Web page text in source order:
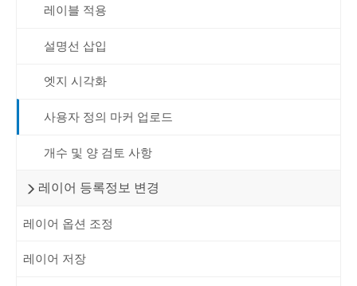
레이블 적용
설명선 삽입
엣지 시각화
사용자 정의 마커 업로드
개수 및 양 검토 사항
레이어 등록정보 변경
레이어 옵션 조정
레이어 저장